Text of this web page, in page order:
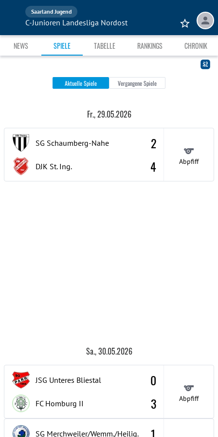
Saarland Jugend
C-Junioren Landesliga Nordost
NEWS SPIELE TABELLE RANKINGS CHRONIK
Aktuelle Spiele Vergangene Spiele
Fr., 29.05.2026
SG Schaumberg-Nahe
DJK St. Ing.
2
4
Abpfiff
Sa., 30.05.2026
JSG Unteres Bliestal
FC Homburg II
0
3
Abpfiff
SG Merchweiler/Wemm./Heilig.